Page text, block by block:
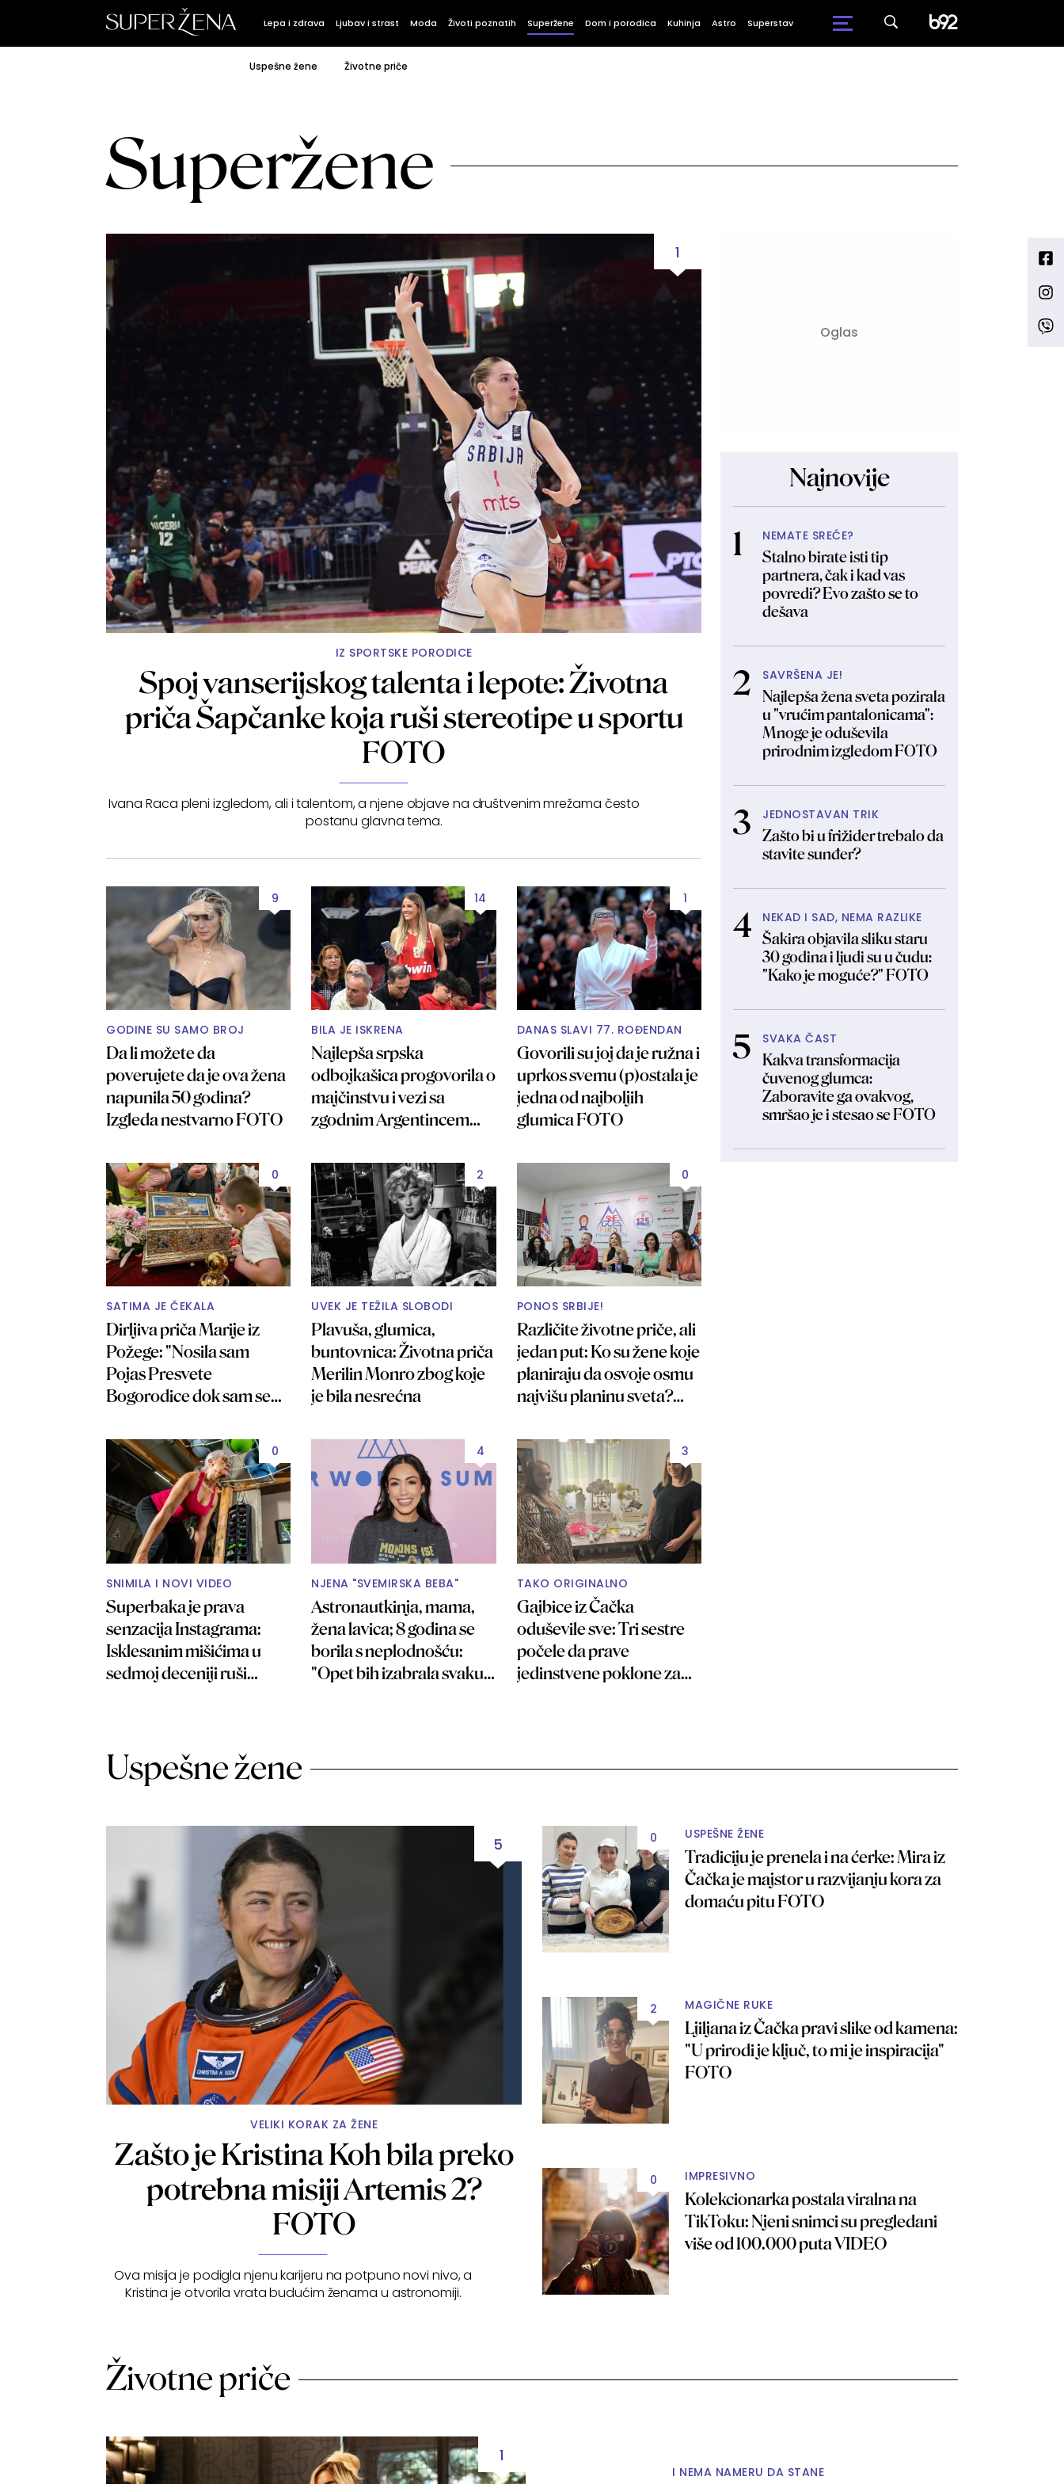
Lepa i zdrava Ljubav i strast Moda Životi poznatih Superžene Dom i porodica Kuhinja Astro Superstav
Uspešne žene Životne priče
Superžene
1
IZ SPORTSKE PORODICE
Spoj vanserijskog talenta i lepote: Životna
priča Šapčanke koja ruši stereotipe u sportu
FOTO
Ivana Raca pleni izgledom, ali i talentom, a njene objave na društvenim mrežama često
postanu glavna tema.
9
GODINE SU SAMO BROJ
Da li možete da
poverujete da je ova žena
napunila 50 godina?
Izgleda nestvarno FOTO
14
BILA JE ISKRENA
Najlepša srpska
odbojkašica progovorila o
majčinstvu i vezi sa
zgodnim Argentincem
1
DANAS SLAVI 77. ROĐENDAN
Govorili su joj da je ružna i
uprkos svemu (p)ostala je
jedna od najboljih
glumica FOTO
0
SATIMA JE ČEKALA
Dirljiva priča Marije iz
Požege: "Nosila sam
Pojas Presvete
Bogorodice dok sam se
2
UVEK JE TEŽILA SLOBODI
Plavuša, glumica,
buntovnica: Životna priča
Merilin Monro zbog koje
je bila nesrećna
0
PONOS SRBIJE!
Različite životne priče, ali
jedan put: Ko su žene koje
planiraju da osvoje osmu
najvišu planinu sveta?
0
SNIMILA I NOVI VIDEO
Superbaka je prava
senzacija Instagrama:
Isklesanim mišićima u
sedmoj deceniji ruši
4
NJENA "SVEMIRSKA BEBA"
Astronautkinja, mama,
žena lavica; 8 godina se
borila s neplodnošću:
"Opet bih izabrala svaku
3
TAKO ORIGINALNO
Gajbice iz Čačka
oduševile sve: Tri sestre
počele da prave
jedinstvene poklone za
Najnovije
NEMATE SREĆE?
Stalno birate isti tip
partnera, čak i kad vas
povredi? Evo zašto se to
dešava
SAVRŠENA JE!
Najlepša žena sveta pozirala
u "vrućim pantalonicama":
Mnoge je oduševila
prirodnim izgledom FOTO
JEDNOSTAVAN TRIK
Zašto bi u frižider trebalo da
stavite sunđer?
NEKAD I SAD, NEMA RAZLIKE
Šakira objavila sliku staru
30 godina i ljudi su u čudu:
"Kako je moguće?" FOTO
SVAKA ČAST
Kakva transformacija
čuvenog glumca:
Zaboravite ga ovakvog,
smršao je i stesao se FOTO
Uspešne žene
5
VELIKI KORAK ZA ŽENE
Zašto je Kristina Koh bila preko
potrebna misiji Artemis 2?
FOTO
Ova misija je podigla njenu karijeru na potpuno novi nivo, a
Kristina je otvorila vrata budućim ženama u astronomiji.
0 USPEŠNE ŽENE
Tradiciju je prenela i na ćerke: Mira iz
Čačka je majstor u razvijanju kora za
domaću pitu FOTO
2 MAGIČNE RUKE
Ljiljana iz Čačka pravi slike od kamena:
"U prirodi je ključ, to mi je inspiracija"
FOTO
0 IMPRESIVNO
Kolekcionarka postala viralna na
TikToku: Njeni snimci su pregledani
više od 100.000 puta VIDEO
Životne priče
1
I NEMA NAMERU DA STANE